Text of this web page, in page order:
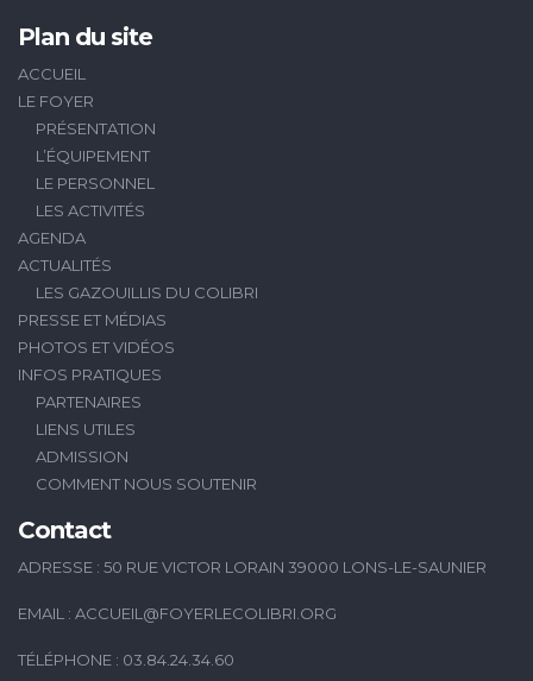
Plan du site
ACCUEIL
LE FOYER
PRÉSENTATION
L’ÉQUIPEMENT
LE PERSONNEL
LES ACTIVITÉS
AGENDA
ACTUALITÉS
LES GAZOUILLIS DU COLIBRI
PRESSE ET MÉDIAS
PHOTOS ET VIDÉOS
INFOS PRATIQUES
PARTENAIRES
LIENS UTILES
ADMISSION
COMMENT NOUS SOUTENIR
Contact
ADRESSE : 50 RUE VICTOR LORAIN 39000 LONS-LE-SAUNIER
EMAIL : ACCUEIL@FOYERLECOLIBRI.ORG
TÉLÉPHONE : 03.84.24.34.60